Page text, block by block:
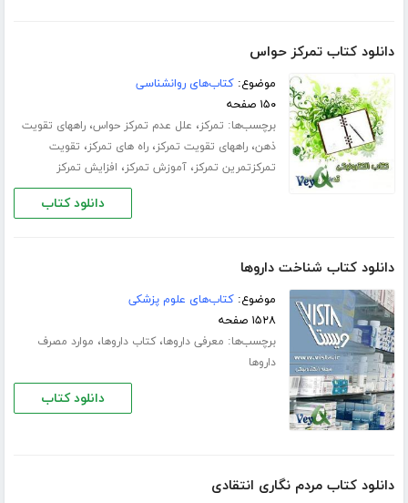
دانلود کتاب تمرکز حواس
موضوع:کتاب‌های روانشناسی
۱۵۰ صفحه
برچسب‌ها: تمرکز، علل عدم تمرکز حواس،راههای تقویت
ذهن،راههای تقویت تمرکز،راه های تمرکز، تقویت
تمرکزتمرین تمرکز،آموزش تمرکز، افزایش تمرکز
دانلود کتاب
دانلود کتاب شناخت داروها
موضوع:کتاب‌های علوم پزشکی
۱۵۲۸ صفحه
برچسب‌ها: معرفی داروها،کتاب داروها، موارد مصرف
داروها
دانلود کتاب
دانلود کتاب مردم نگاری انتقادی